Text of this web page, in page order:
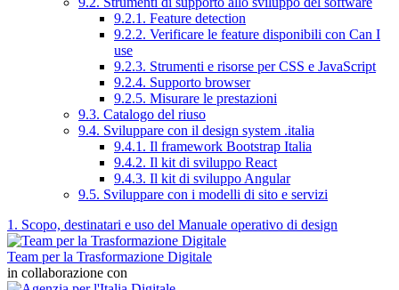
9.2.1. Feature detection
9.2.2. Verificare le feature disponibili con Can I
use
9.2.3. Strumenti e risorse per CSS e JavaScript
9.2.4. Supporto browser
9.2.5. Misurare le prestazioni
9.3. Catalogo del riuso
9.4. Sviluppare con il design system .italia
9.4.1. Il framework Bootstrap Italia
9.4.2. Il kit di sviluppo React
9.4.3. Il kit di sviluppo Angular
9.5. Sviluppare con i modelli di sito e servizi
1. Scopo, destinatari e uso del Manuale operativo di design
Team per la Trasformazione Digitale
in collaborazione con